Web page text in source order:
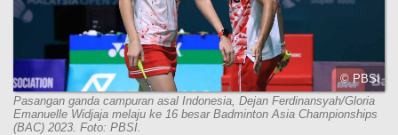
© PBSI
Pasangan ganda campuran asal Indonesia, Dejan Ferdinansyah/Gloria
Emanuelle Widjaja melaju ke 16 besar Badminton Asia Championships
(BAC) 2023. Foto: PBSI.